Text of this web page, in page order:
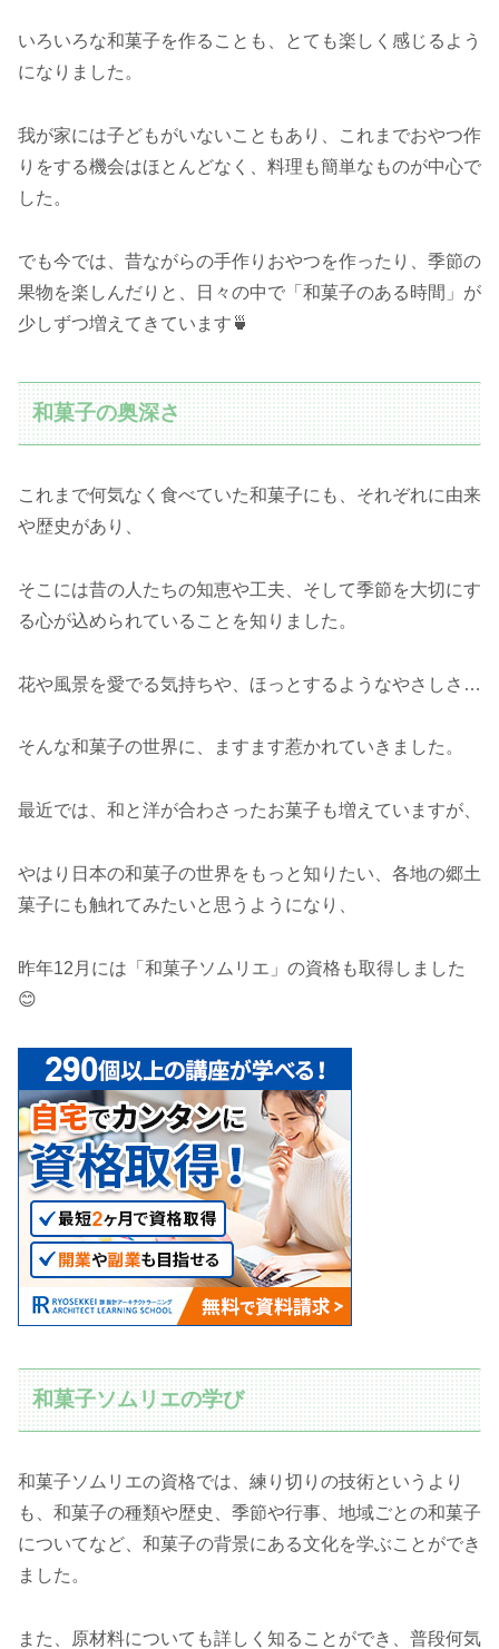
いろいろな和菓子を作ることも、とても楽しく感じるよう
になりました。
我が家には子どもがいないこともあり、これまでおやつ作
りをする機会はほとんどなく、料理も簡単なものが中心で
した。
でも今では、昔ながらの手作りおやつを作ったり、季節の
果物を楽しんだりと、日々の中で「和菓子のある時間」が
少しずつ増えてきています🍵
和菓子の奥深さ
これまで何気なく食べていた和菓子にも、それぞれに由来
や歴史があり、
そこには昔の人たちの知恵や工夫、そして季節を大切にす
る心が込められていることを知りました。
花や風景を愛でる気持ちや、ほっとするようなやさしさ…
そんな和菓子の世界に、ますます惹かれていきました。
最近では、和と洋が合わさったお菓子も増えていますが、
やはり日本の和菓子の世界をもっと知りたい、各地の郷土
菓子にも触れてみたいと思うようになり、
昨年12月には「和菓子ソムリエ」の資格も取得しました
😊
和菓子ソムリエの学び
和菓子ソムリエの資格では、練り切りの技術というより
も、和菓子の種類や歴史、季節や行事、地域ごとの和菓子
についてなど、和菓子の背景にある文化を学ぶことができ
ました。
また、原材料についても詳しく知ることができ、普段何気